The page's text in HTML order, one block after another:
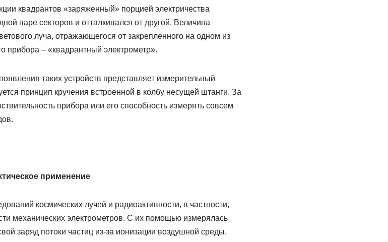
квадрантов «заряженный» порцией электричества
паре секторов и отталкивался от другой. Величина
луча, отражающегося от закрепленного на одном из
прибора – «квадрантный электрометр».
таких устройств представляет измерительный
принцип кручения встроенной в колбу несущей штанги. За
прибора или его способность измерять совсем
применение
космических лучей и радиоактивности, в частности,
механических электрометров. С их помощью измерялась
заряд потоки частиц из-за ионизации воздушной среды.